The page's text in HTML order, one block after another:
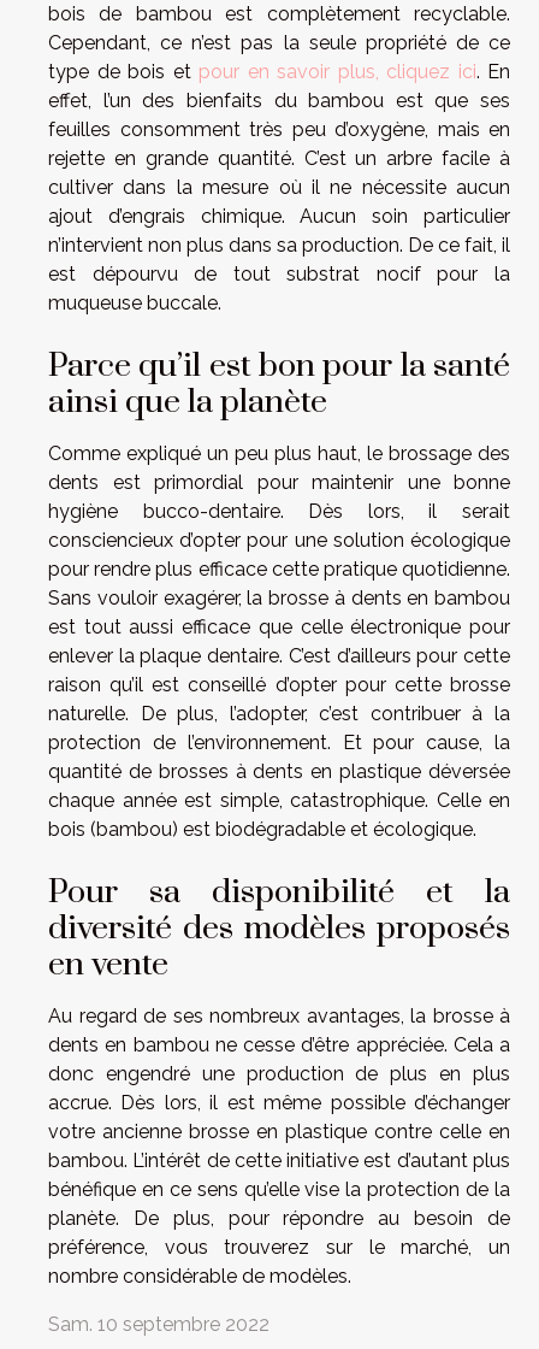
bois de bambou est complètement recyclable.
Cependant, ce n’est pas la seule propriété de ce
type de bois et pour en savoir plus, cliquez ici. En
effet, l’un des bienfaits du bambou est que ses
feuilles consomment très peu d’oxygène, mais en
rejette en grande quantité. C’est un arbre facile à
cultiver dans la mesure où il ne nécessite aucun
ajout d’engrais chimique. Aucun soin particulier
n’intervient non plus dans sa production. De ce fait, il
est dépourvu de tout substrat nocif pour la
muqueuse buccale.
Parce qu’il est bon pour la santé
ainsi que la planète
Comme expliqué un peu plus haut, le brossage des
dents est primordial pour maintenir une bonne
hygiène bucco-dentaire. Dès lors, il serait
consciencieux d’opter pour une solution écologique
pour rendre plus efficace cette pratique quotidienne.
Sans vouloir exagérer, la brosse à dents en bambou
est tout aussi efficace que celle électronique pour
enlever la plaque dentaire. C’est d’ailleurs pour cette
raison qu’il est conseillé d’opter pour cette brosse
naturelle. De plus, l’adopter, c’est contribuer à la
protection de l’environnement. Et pour cause, la
quantité de brosses à dents en plastique déversée
chaque année est simple, catastrophique. Celle en
bois (bambou) est biodégradable et écologique.
Pour sa disponibilité et la
diversité des modèles proposés
en vente
Au regard de ses nombreux avantages, la brosse à
dents en bambou ne cesse d’être appréciée. Cela a
donc engendré une production de plus en plus
accrue. Dès lors, il est même possible d’échanger
votre ancienne brosse en plastique contre celle en
bambou. L’intérêt de cette initiative est d’autant plus
bénéfique en ce sens qu’elle vise la protection de la
planète. De plus, pour répondre au besoin de
préférence, vous trouverez sur le marché, un
nombre considérable de modèles.
Sam. 10 septembre 2022